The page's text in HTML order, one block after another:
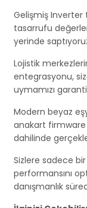
Gelişmiş Inverter
tasarrufu
yerinde
Lojistik
entegrasyonu,
uymamızı
Modern beyaz
anakart firmware
dahilinde
Sizlere sadece
performansını
danışmanlık